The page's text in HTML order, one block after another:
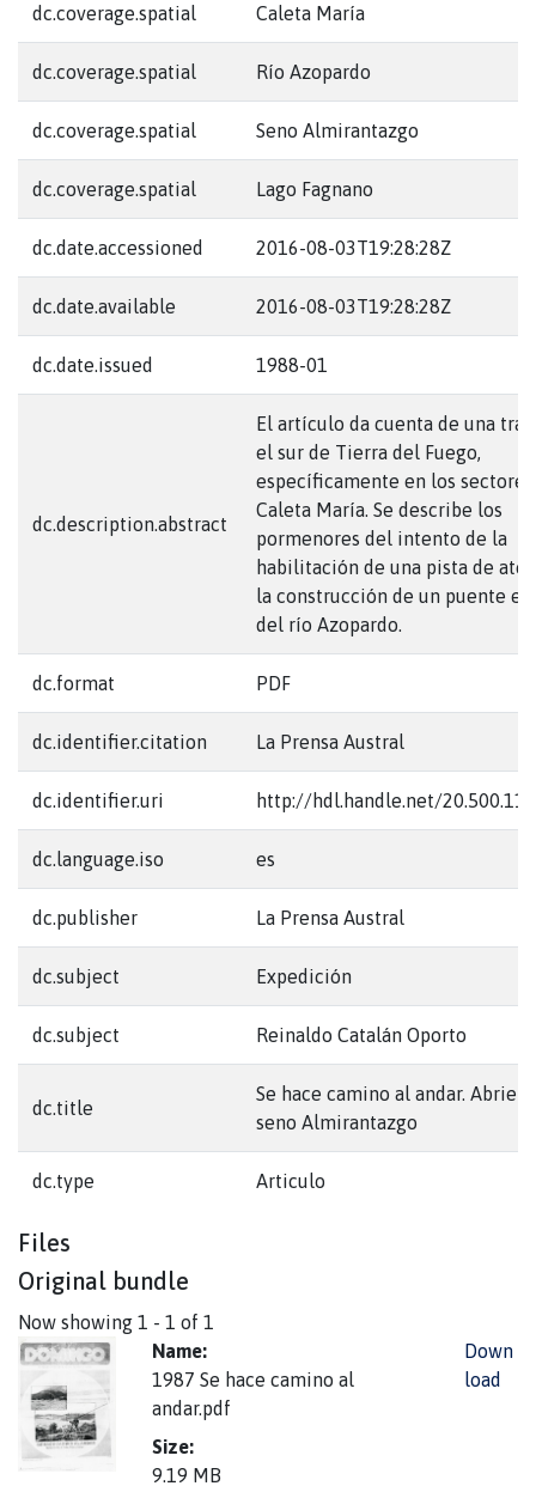
dc.coverage.spatial Caleta María
dc.coverage.spatial Río Azopardo
dc.coverage.spatial Seno Almirantazgo
dc.coverage.spatial Lago Fagnano
dc.date.accessioned 2016-08-03T19:28:28Z
dc.date.available 2016-08-03T19:28:28Z
dc.date.issued 1988-01
dc.description.abstract
El artículo da cuenta de una
el sur de Tierra del Fuego,
específicamente en los
Caleta María. Se describe los
pormenores del intento de la
habilitación de una pista de
la construcción de un puente
del río Azopardo.
dc.format PDF
dc.identifier.citation La Prensa Austral
dc.identifier.uri http://hdl.handle.net/
dc.language.iso es
dc.publisher La Prensa Austral
dc.subject Expedición
dc.subject Reinaldo Catalán Oporto
dc.title
Se hace camino al andar.
seno Almirantazgo
dc.type Articulo
Files
Original bundle
Now showing 1 - 1 of 1
Name:
1987 Se hace camino al
andar.pdf
Size:
9.19 MB
Down
load